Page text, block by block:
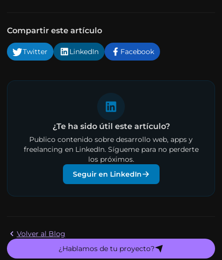
Compartir este artículo
Twitter LinkedIn Facebook
¿Te ha sido útil este artículo?
Publico contenido sobre desarrollo web, apps y
freelancing en LinkedIn. Sígueme para no perderte
los próximos.
Seguir en LinkedIn
Volver al Blog
¿Hablamos de tu proyecto?